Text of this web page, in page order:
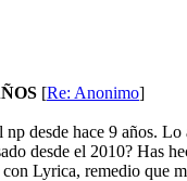
[Re: Anonimo]
desde hace 9 años.
desde el 2010? Has
Lyrica, remedio que